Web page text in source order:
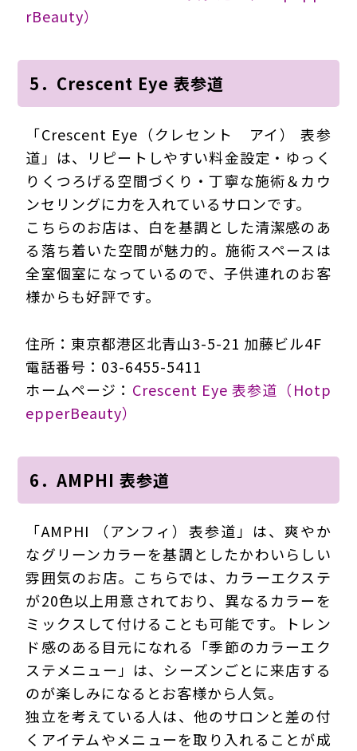
rBeauty）
5．Crescent Eye 表参道
「Crescent Eye（クレセント アイ） 表参
道」は、リピートしやすい料金設定・ゆっく
りくつろげる空間づくり・丁寧な施術＆カウ
ンセリングに力を入れているサロンです。
こちらのお店は、白を基調とした清潔感のあ
る落ち着いた空間が魅力的。施術スペースは
全室個室になっているので、子供連れのお客
様からも好評です。
住所：東京都港区北青山3-5-21 加藤ビル4F
電話番号：03-6455-5411
ホームページ： Crescent Eye 表参道（Hotp
epperBeauty）
6．AMPHI 表参道
「AMPHI （アンフィ）表参道」は、爽やか
なグリーンカラーを基調としたかわいらしい
雰囲気のお店。こちらでは、カラーエクステ
が20色以上用意されており、異なるカラーを
ミックスして付けることも可能です。トレン
ド感のある目元になれる「季節のカラーエク
ステメニュー」は、シーズンごとに来店する
のが楽しみになるとお客様から人気。
独立を考えている人は、他のサロンと差の付
くアイテムやメニューを取り入れることが成